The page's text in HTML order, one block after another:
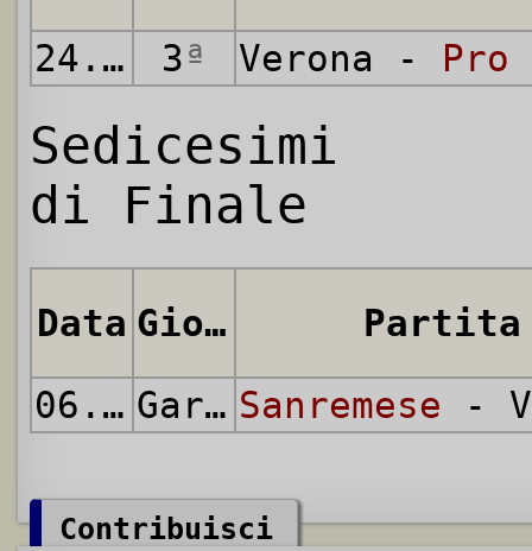
24.12.1936
3ª Verona - Pro
Sedicesimi
di Finale
Data Giornata
Partita
06.01.1937
Gara Unica Sanremese -
Contribuisci